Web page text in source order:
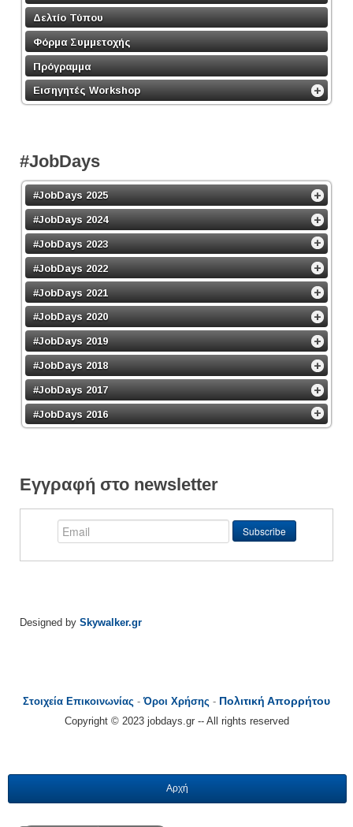
Δελτίο Τύπου
Φόρμα Συμμετοχής
Πρόγραμμα
Εισηγητές Workshop
#JobDays
#JobDays 2025
#JobDays 2024
#JobDays 2023
#JobDays 2022
#JobDays 2021
#JobDays 2020
#JobDays 2019
#JobDays 2018
#JobDays 2017
#JobDays 2016
Εγγραφή στο newsletter
Designed by Skywalker.gr
Στοιχεία Επικοινωνίας -Όροι Χρήσης - Πολιτική Απορρήτου
Copyright © 2023 jobdays.gr -- All rights reserved
Αρχή